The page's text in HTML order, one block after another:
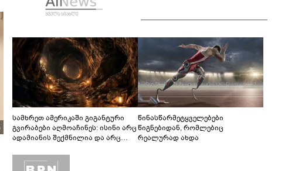
სამხრეთ ამერიკაში გიგანტური
გვირაბები აღმოაჩინეს: ისინი არც
ადამიანის შექმნილია და არც
ლაბირინთები?
წინასწარმეტყველებები
წიგნებიდან, რომლებიც
რეალურად ახდა